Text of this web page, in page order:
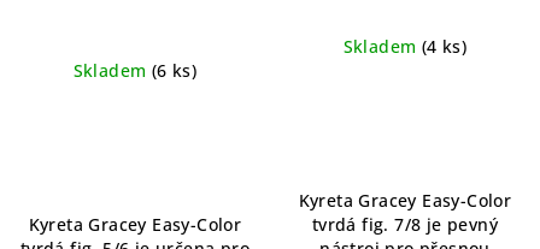
Skladem (6 ks)
Kyreta Gracey Easy-Color
Skladem (4 ks)
Kyreta Gracey Easy-Color
tvrdá fig. 7/8 je pevný